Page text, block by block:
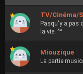
TV/Cinéma/
Pasqu'y a pas
la vie. ^^
Miouzique
La partie